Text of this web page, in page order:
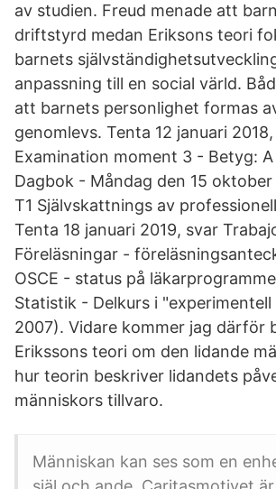
av studien. Freud menade att
driftstyrd medan Eriksons teori
barnets
anpassning till en social värld.
att barnets personlighet formas
genomlevs. Tenta 12 januari
Examination moment 3 - Betyg:
Dagbok - Måndag den 15
T1 Självskattnings av
Tenta 18 januari 2019, svar
Föreläsningar -
OSCE - status på
Statistik - Delkurs i "experimentell
2007). Vidare kommer jag därför
Erikssons teori om den lidande
hur teorin beskriver lidandets
människors tillvaro.
Människan kan ses som en